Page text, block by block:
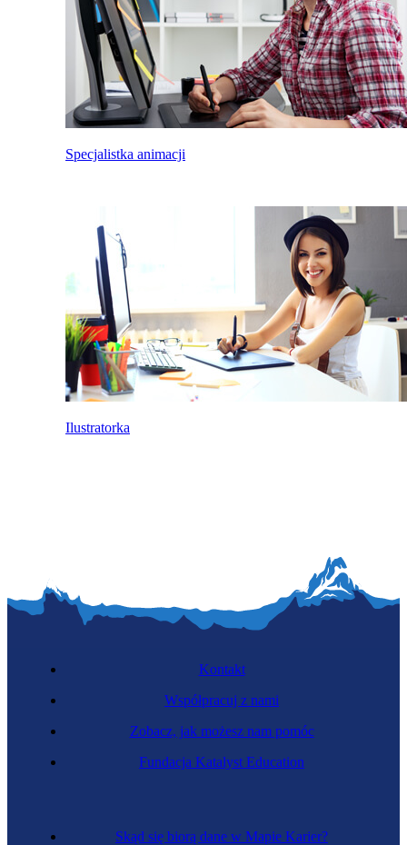
Specjalistka animacji
Ilustratorka
Skąd się biorą dane w Mapie Karier?
Kontakt
Współpracuj z nami
Zobacz, jak możesz nam pomóc
Fundacja Katalyst Education